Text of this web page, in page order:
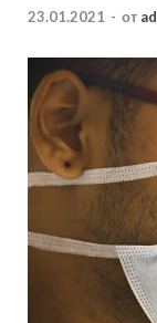
23.01.2021 - от